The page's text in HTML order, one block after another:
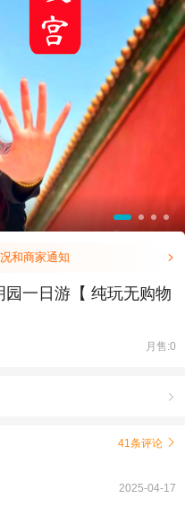
和商家通知 
一日游【 纯玩无购物
月售:0

41条评论 
2025-04-17